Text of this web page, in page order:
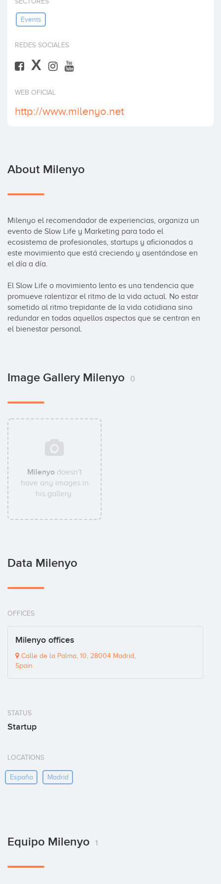
Events
REDES SOCIALES
X
WEB OFICIAL
http://www.milenyo.net
About Milenyo
Milenyo el recomendador de experiencias, organiza un
evento de Slow Life y Marketing para todo el
ecosistema de profesionales, startups y aficionados a
este movimiento que está creciendo y asentándose en
el día a día.
El Slow Life o movimiento lento es una tendencia que
promueve ralentizar el ritmo de la vida actual. No estar
sometido al ritmo trepidante de la vida cotidiana sino
redundar en todas aquellos aspectos que se centran en
el bienestar personal.
Image Gallery Milenyo 0
Milenyo doesn't
have any images in
his gallery.
Data Milenyo
OFFICES
Milenyo offices
Calle de la Palma, 10, 28004 Madrid,
Spain
STATUS
Startup
LOCATIONS
España Madrid
Equipo Milenyo 1